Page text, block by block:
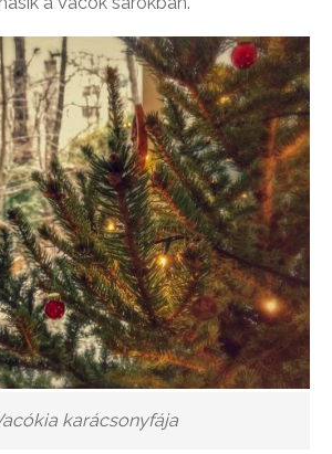
karácsonyfája